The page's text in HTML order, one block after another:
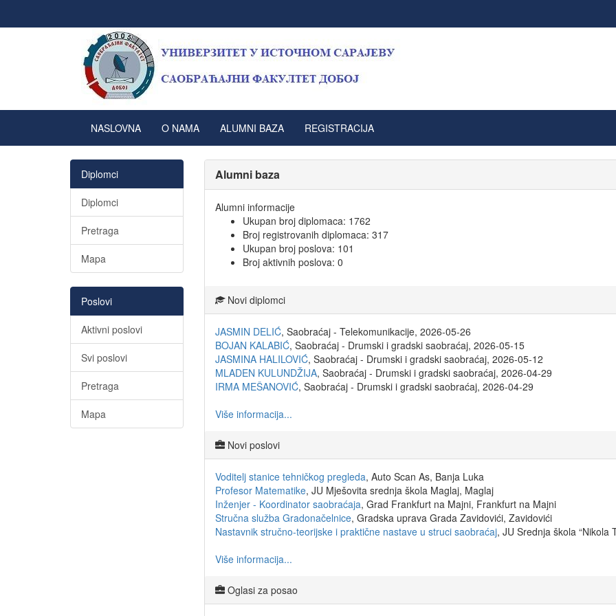
NASLOVNA O NAMA ALUMNI BAZA REGISTRACIJA
Diplomci
Diplomci
Pretraga
Mapa
Poslovi
Aktivni poslovi
Svi poslovi
Pretraga
Mapa
Alumni baza
Alumni informacije
Ukupan broj diplomaca: 1762
Broj registrovanih diplomaca: 317
Ukupan broj poslova: 101
Broj aktivnih poslova: 0
Novi diplomci
JASMIN DELIĆ, Saobraćaj - Telekomunikacije, 2026-05-26
BOJAN KALABIĆ, Saobraćaj - Drumski i gradski saobraćaj, 2026-05-15
JASMINA HALILOVIĆ, Saobraćaj - Drumski i gradski saobraćaj, 2026-05-12
MLADEN KULUNDŽIJA, Saobraćaj - Drumski i gradski saobraćaj, 2026-04-29
IRMA MEŠANOVIĆ, Saobraćaj - Drumski i gradski saobraćaj, 2026-04-29
Više informacija...
Novi poslovi
Voditelj stanice tehničkog pregleda, Auto Scan As, Banja Luka
Profesor Matematike, JU Mješovita srednja škola Maglaj, Maglaj
Inženjer - Koordinator saobraćaja, Grad Frankfurt na Majni, Frankfurt na Majni
Stručna služba Gradonačelnice, Gradska uprava Grada Zavidovići, Zavidovići
Nastavnik stručno-teorijske i praktične nastave u struci saobraćaj, JU Srednja škola “Nikola
Više informacija...
Oglasi za posao